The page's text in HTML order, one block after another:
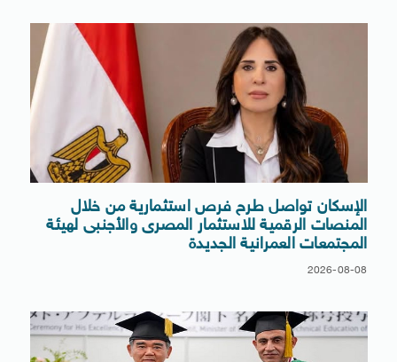
الإسكان تواصل طرح فرص استثمارية من خلال
المنصات الرقمية للاستثمار المصرى والأجنبى لهيئة
المجتمعات العمرانية الجديدة
2026-08-08